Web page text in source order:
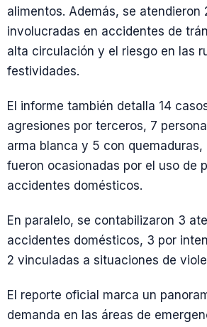
alimentos. Además, se atendieron
involucradas en accidentes de
alta circulación y el riesgo en las
festividades.
El informe también detalla 14
agresiones por terceros, 7
arma blanca y 5 con quemaduras,
fueron ocasionadas por el uso de
accidentes domésticos.
En paralelo, se contabilizaron 3
accidentes domésticos, 3 por
2 vinculadas a situaciones de
El reporte oficial marca un
demanda en las áreas de